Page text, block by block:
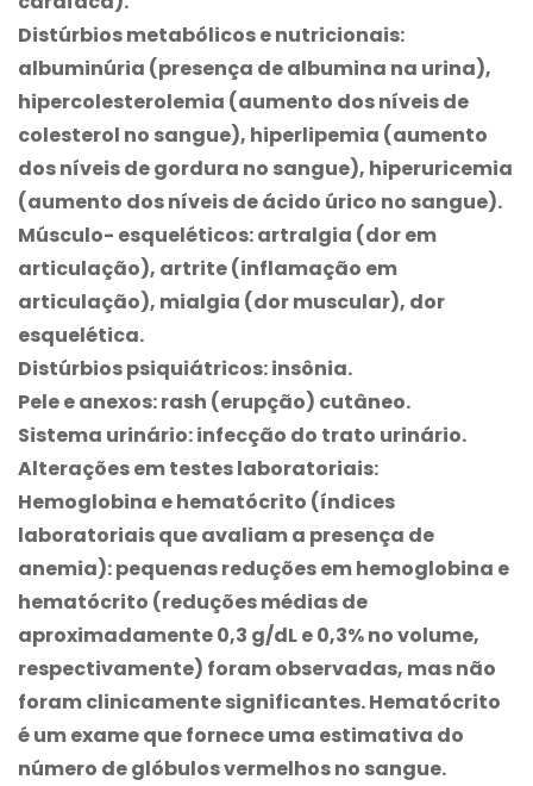
Distúrbios metabólicos e nutricionais:
albuminúria (presença de albumina na urina),
hipercolesterolemia (aumento dos níveis de
colesterol no sangue), hiperlipemia (aumento
dos níveis de gordura no sangue), hiperuricemia
(aumento dos níveis de ácido úrico no sangue).
Músculo- esqueléticos: artralgia (dor em
articulação), artrite (inflamação em
articulação), mialgia (dor muscular), dor
esquelética.
Distúrbios psiquiátricos: insônia.
Pele e anexos: rash (erupção) cutâneo.
Sistema urinário: infecção do trato urinário.
Alterações em testes laboratoriais:
Hemoglobina e hematócrito (índices
laboratoriais que avaliam a presença de
anemia): pequenas reduções em hemoglobina e
hematócrito (reduções médias de
aproximadamente 0,3 g/dL e 0,3% no volume,
respectivamente) foram observadas, mas não
foram clinicamente significantes. Hematócrito
é um exame que fornece uma estimativa do
número de glóbulos vermelhos no sangue.